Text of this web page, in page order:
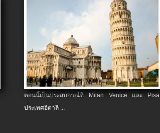
ตอนนี้เป็นประสบกาณ์ที่ Milan Venice และ Pisa
ประเทศอิตาลี ...